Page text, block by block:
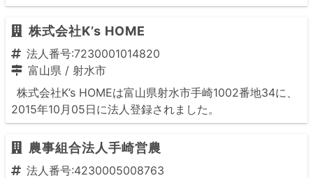
株式会社K’s HOME
法人番号:7230001014820
富山県 / 射水市
株式会社K’s HOMEは富山県射水市手崎1002番地34に、
2015年10月05日に法人登録されました。
農事組合法人手崎営農
法人番号:4230005008763